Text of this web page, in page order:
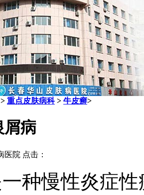
> 重点皮肤病科> 牛皮癣>
屑病
院 点击：
种慢性炎症